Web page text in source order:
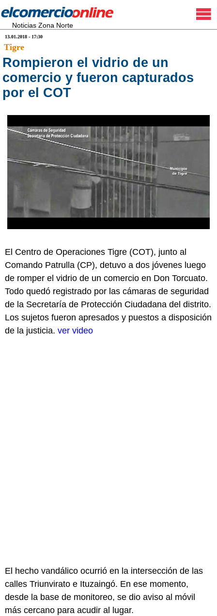
Noticias Zona Norte
13.01.2018 - 17:30
Tigre
Rompieron el vidrio de un
comercio y fueron capturados
por el COT
El Centro de Operaciones Tigre (COT), junto al
Comando Patrulla (CP), detuvo a dos jóvenes luego
de romper el vidrio de un comercio en Don Torcuato.
Todo quedó registrado por las cámaras de seguridad
de la Secretaría de Protección Ciudadana del distrito.
Los sujetos fueron apresados y puestos a disposición
de la justicia. ver video
El hecho vandálico ocurrió en la intersección de las
calles Triunvirato e Ituzaingó. En ese momento,
desde la base de monitoreo, se dio aviso al móvil
más cercano para acudir al lugar.